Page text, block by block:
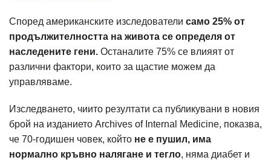
Според американските изследователи само 25% от
продължителността на живота се определя от
наследените гени. Останалите 75% се влияят от
различни фактори, които за щастие можем да
управляваме.
Изследването, чиито резултати са публикувани в новия
брой на изданието Archives of Internal Medicine, показва,
че 70-годишен човек, който не е пушил, има
нормално кръвно налягане и тегло, няма диабет и